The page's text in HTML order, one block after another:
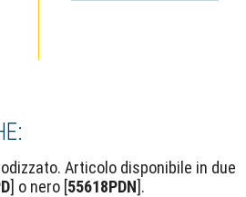
Articolo disponibile in due
] o nero [55618PDN].